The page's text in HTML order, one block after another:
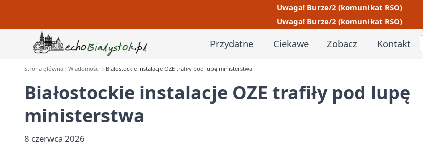
Uwaga! Burze/2 (komunikat RSO)
Uwaga! Burze/2 (komunikat RSO)
Przydatne Ciekawe Zobacz Kontakt
Strona główna Wiadomości Białostockie instalacje OZE trafiły pod lupę ministerstwa
Białostockie instalacje OZE trafiły pod lupę
ministerstwa
8 czerwca 2026